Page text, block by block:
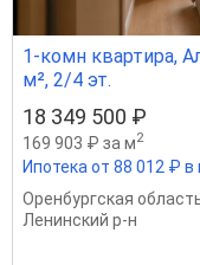
1-комн квартира,
м², 2/4 эт.
18 349 500 ₽
169 903 ₽ за м2
Ипотека от 88 012 ₽
Оренбургская
Ленинский р-н